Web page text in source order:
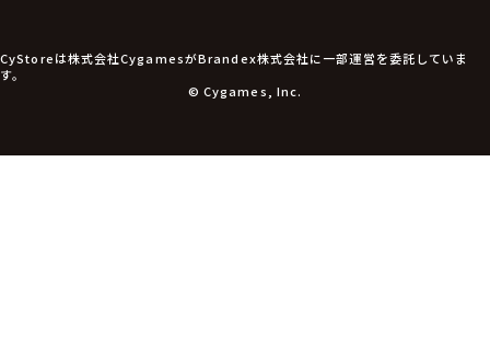
アパレル小物
アクセサリー
CyStoreは株式会社CygamesがBrandex株式会社に一部運営を委託していま
す。
© Cygames, Inc.